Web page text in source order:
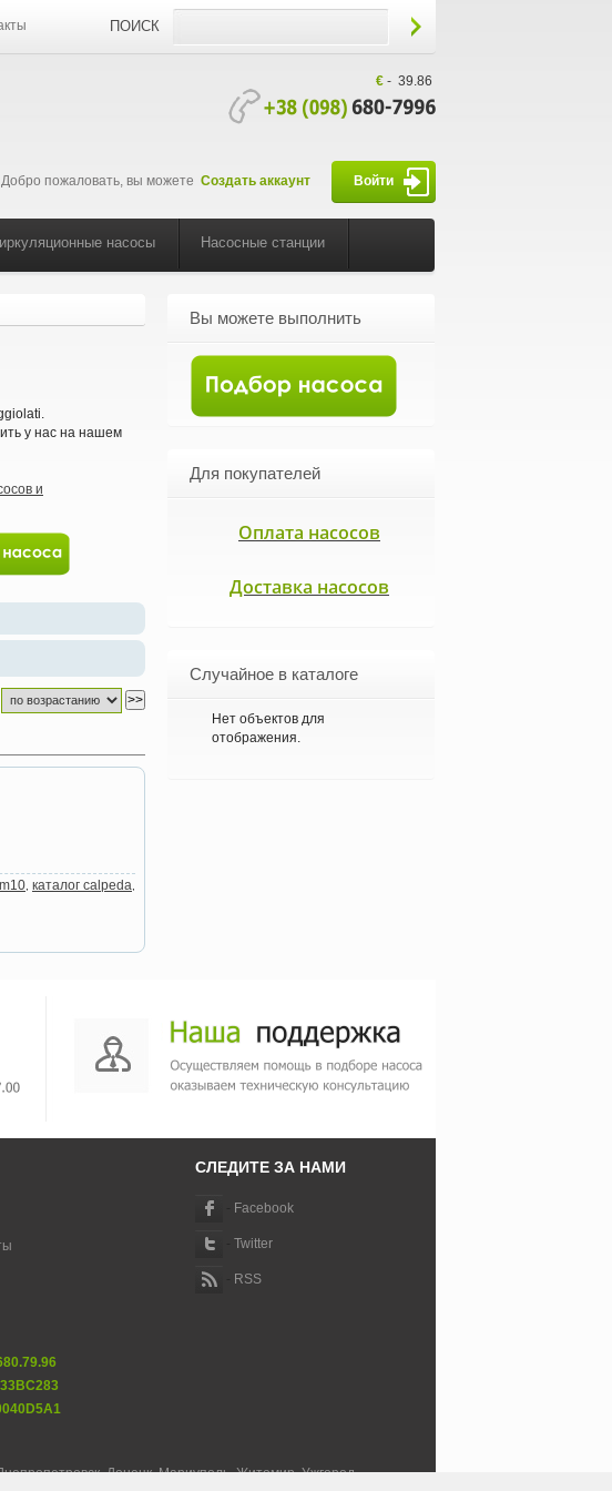
ПОИСК
€- 39.86
Добро пожаловать, вы можете Создать аккаунт Войти
насосы Насосные станции
Вы можете выполнить
Для покупателей
Оплата насосов
Доставка насосов
Случайное в каталоге
Нет объектов для
отображения.
у нас на нашем
и
каталог calpeda
СЛЕДИТЕ ЗА НАМИ
Facebook
Twitter
RSS
Донецк, Мариуполь, Житомир, Ужгород,